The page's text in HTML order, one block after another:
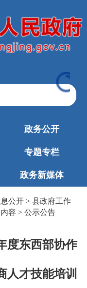
政务公开
专题专栏
政务新媒体
公开 > 县政府工作
容 > 公示公告
度东西部协作
人才技能培训